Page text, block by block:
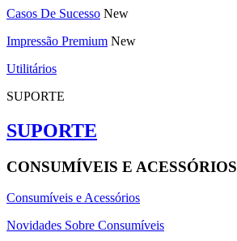
Casos De Sucesso New
Impressão Premium New
Utilitários
SUPORTE
SUPORTE
CONSUMÍVEIS E ACESSÓRIOS
Consumíveis e Acessórios
Novidades Sobre Consumíveis